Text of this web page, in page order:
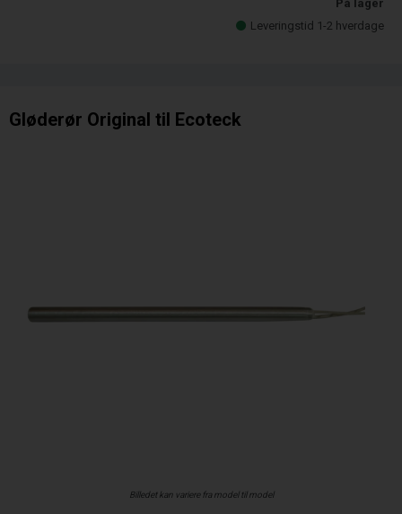
På lager
Leveringstid 1-2 hverdage
Gløderør Original til Ecoteck
Billedet kan variere fra model til model